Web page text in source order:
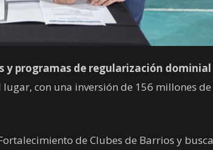
y programas de regularización dominial
con una inversión de 156 millones de
de Clubes de Barrios y busca